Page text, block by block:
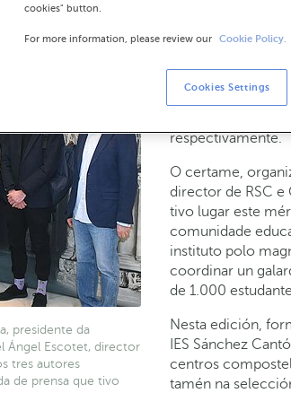
presidente da
Ángel Escotet, director
tres autores
de prensa que tivo
Os escritores
Os autores foron
vegetariana’,
respectivamente.
O certame,
director de RSC e
tivo lugar este
comunidade
instituto polo
coordinar un
de 1.000
Nesta edición,
IES Sánchez
centros
tamén na
cookies" button.
For more information, please review our Cookie Policy.
Cookies Settings